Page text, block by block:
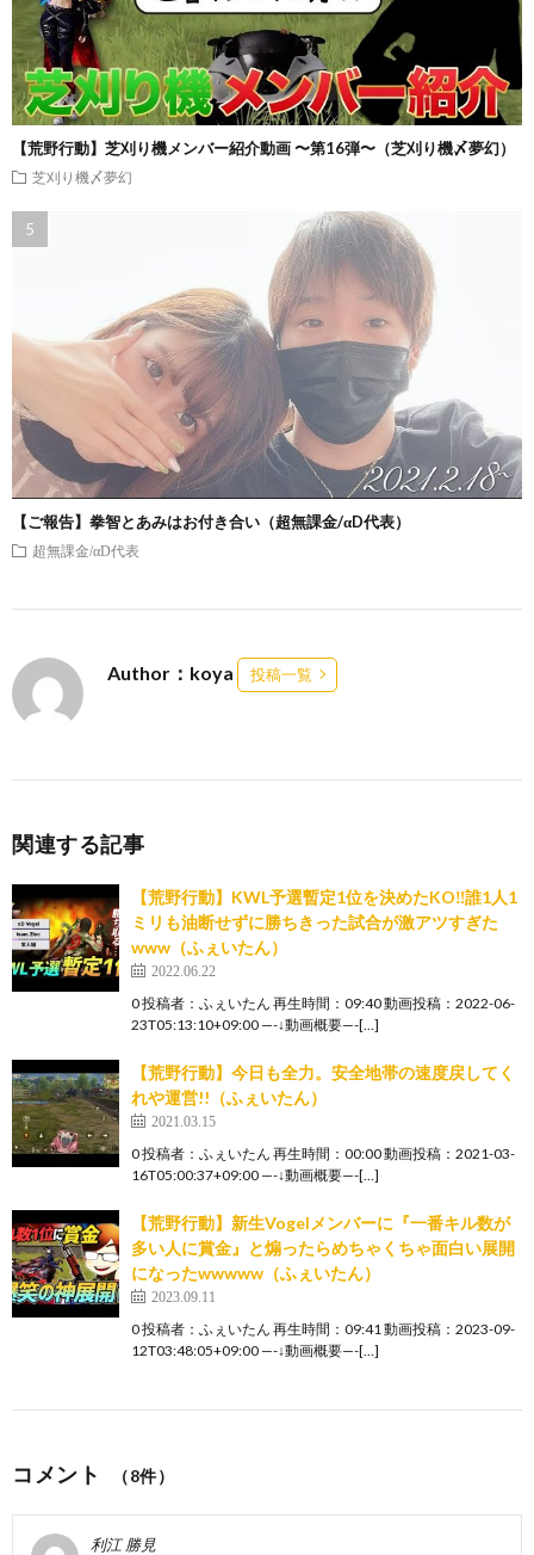
【荒野行動】芝刈り機メンバー紹介動画 〜第16弾〜（芝刈り機〆夢幻）
芝刈り機〆夢幻
【ご報告】拳智とあみはお付き合い（超無課金/αD代表）
超無課金/αD代表
Author：koya 投稿一覧
関連する記事
【荒野行動】KWL予選暫定1位を決めたKO‼️誰1人1
ミリも油断せずに勝ちきった試合が激アツすぎた
www（ふぇいたん）
2022.06.22
0 投稿者：ふぇいたん 再生時間：09:40 動画投稿：2022-06-
23T05:13:10+09:00 —-↓動画概要—-[…]
【荒野行動】今日も全力。安全地帯の速度戻してく
れや運営!!（ふぇいたん）
2021.03.15
0 投稿者：ふぇいたん 再生時間：00:00 動画投稿：2021-03-
16T05:00:37+09:00 —-↓動画概要—-[…]
【荒野行動】新生Vogelメンバーに『一番キル数が
多い人に賞金』と煽ったらめちゃくちゃ面白い展開
になったwwwww（ふぇいたん）
2023.09.11
0 投稿者：ふぇいたん 再生時間：09:41 動画投稿：2023-09-
12T03:48:05+09:00 —-↓動画概要—-[…]
コメント （8件）
利江 勝見